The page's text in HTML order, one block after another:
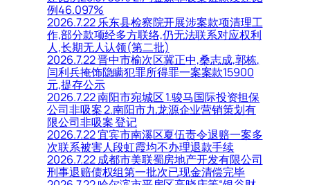
例46.097%
2026.7.22 乐东县检察院开展涉案款项清理工
作,部分款项经多方联络,仍无法联系对应权利
人,长期无人认领(第二批)
2026.7.22 晋中市榆次区冀正中,桑志成,郭栋,
闫利兵掩饰隐瞒犯罪所得罪一案案款15900
元,提存公示
2026.7.22 南阳市宛城区 1.骏马国际投资担保
公司非吸案 2.南阳市九龙源企业营销策划有
限公司非吸案 登记
2026.7.22 宜宾市南溪区夏伍责令退赔一案多
次联系被害人段虹霞均不办理退款手续
2026.7.22 成都市美联蜀房地产开发有限公司
刑事退赔债权组第一批次已现金清偿完毕